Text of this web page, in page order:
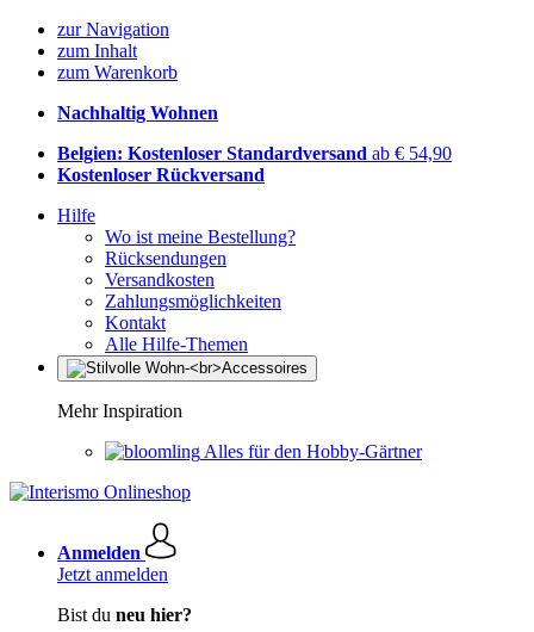
zur Navigation
zum Inhalt
zum Warenkorb
Nachhaltig Wohnen
Belgien: Kostenloser Standardversand ab € 54,90
Kostenloser Rückversand
Hilfe
Wo ist meine Bestellung?
Rücksendungen
Versandkosten
Zahlungsmöglichkeiten
Kontakt
Alle Hilfe-Themen
Mehr Inspiration
Alles für den Hobby-Gärtner
Anmelden
Jetzt anmelden
Bist du neu hier?